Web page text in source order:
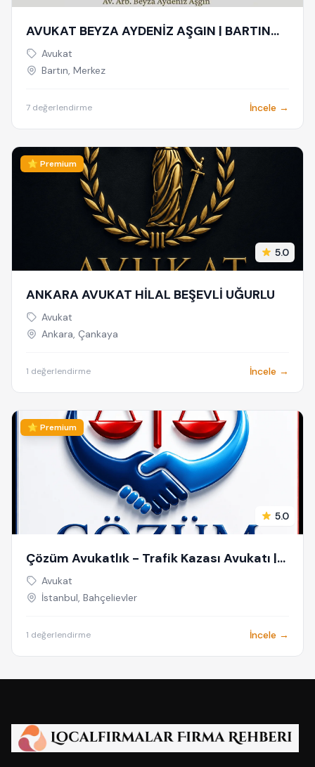
AVUKAT BEYZA AYDENİZ AŞGIN | BARTIN
AVUKAT | HUKUK VE ARABULUCULUK
BÜROSU - AİLE, CEZA, İŞ HUKUKU,
Avukat
Bartın, Merkez
7 değerlendirme İncele →
⭐ Premium
5.0
ANKARA AVUKAT HİLAL BEŞEVLİ UĞURLU
Avukat
Ankara, Çankaya
1 değerlendirme İncele →
⭐ Premium
5.0
Çözüm Avukatlık - Trafik Kazası Avukatı |
Sigorta Hukuku Avukatı | Kaza Avukatı |
Trafik Avukatı | Trafik Kazası Ceza Avukatı
Avukat
İstanbul, Bahçelievler
1 değerlendirme İncele →